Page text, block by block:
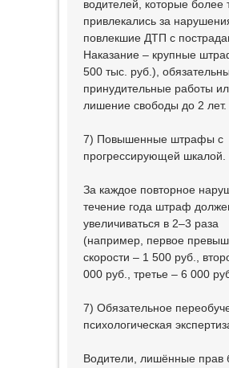
водителей, которые более
привлекались за
повлекшие ДТП с
Наказание – крупные
500 тыс. руб.),
принудительные работы
лишение свободы до 2 лет.
7) Повышенные штрафы с
прогрессирующей шкалой.
За каждое повторное
течение года штраф
увеличиваться в 2–3 раза
(например, первое
скорости – 1 500 руб.,
000 руб., третье – 6 000
7) Обязательное
психологическая
Водители, лишённые прав